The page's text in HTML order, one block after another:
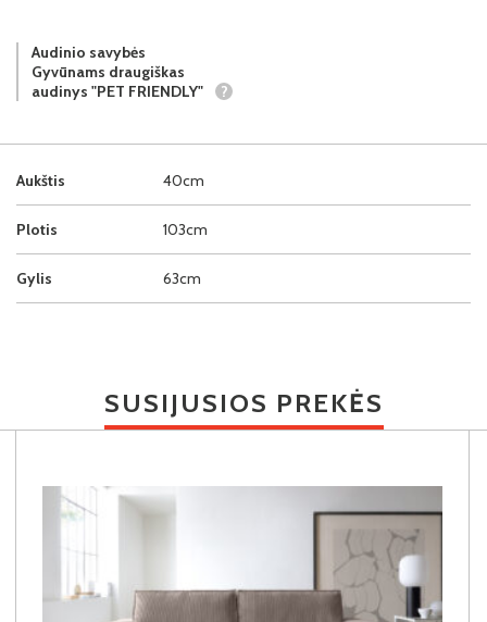
Aukštis 40cm
Plotis 103cm
Gylis 63cm
Audinio savybės
Gyvūnams draugiškas
audinys "PET FRIENDLY"
?
SUSIJUSIOS PREKĖS